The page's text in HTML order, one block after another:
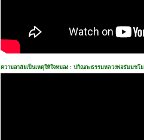
ความอาลัยเป็นเหตุให้ใจหมอง : ปกิณกะธรรมหลวงพ่อธัมมชโย